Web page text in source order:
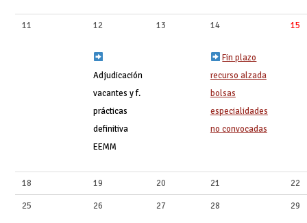
11 12
Adjudicación
vacantes y f.
prácticas
definitiva
EEMM
13 14
Fin plazo
recurso alzada
bolsas
especialidades
no convocadas
15
18 19 20 21 22
25 26 27 28 29